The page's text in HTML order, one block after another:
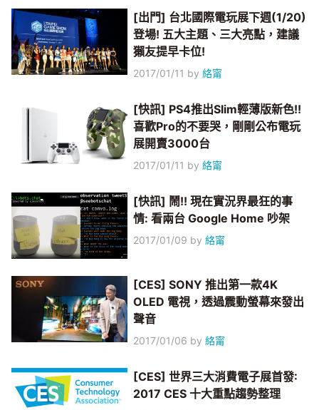
[出門] 台北國際電玩展下週(1/20)
登場! 五大主題、三大亮點，建議
獺友提早卡位!
2017/01/11 by絡甯
[快訊] PS4推出Slim輕薄版新色!!
喜歡Pro的不要哭，剛剛公布電玩
展開賣3000台
2017/01/11 by絡甯
[快訊] 鬧!! 現在實況界最狂的事
情: 看兩台 Google Home 吵架
2017/01/09 by絡甯
[CES] SONY 推出第一款4K
OLED 電視，透過震動螢幕來發出
聲音
2017/01/06 by絡甯
[CES] 世界三大消費電子展首發:
2017 CES 十大重點趨勢整理